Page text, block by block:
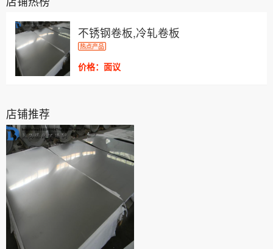
不锈钢卷板,冷轧卷板
热点产品
价格：面议
店铺推荐